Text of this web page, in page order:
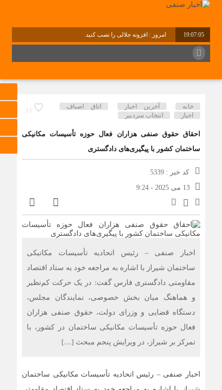
19:07:05 امروز : افزونه جلالی را نصب کنید.
15
خانه آخرین اخبار
اتاق اصناف
اخبار
انتخاب سردبیر
احقاق حقوق صنفی هزاران فعال حوزه تأسیسات مکانیکی
ساختمان کشور با پیگیری‌های دادگستری
کد خبر : 5339
13 می 2025 - 9:24
اخبار صنفی – رئیس اتحادیه تأسیسات مکانیکی
ساختمان شیراز با اشاره به مراجعه خود به ستاد اقتصاد
مقاومتی دادگستری فارس گفت: در یک حرکت کم‌نظیر
و هماهنگ میان بخش خصوصی، نمایندگان مجلس،
دستگاه قضایی و وزرای دولت، حقوق صنفی هزاران
فعال حوزه تأسیسات مکانیکی ساختمان در کشور، با
تمرکز بر شیراز، در ویرایش پنجم مبحث […]
اخبار صنفی – رئیس اتحادیه تأسیسات مکانیکی ساختمان